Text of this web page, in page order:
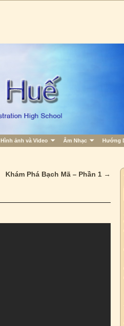
Hình ảnh và Video Âm Nhạc Hướng
Khám Phá Bạch Mã – Phần 1 →